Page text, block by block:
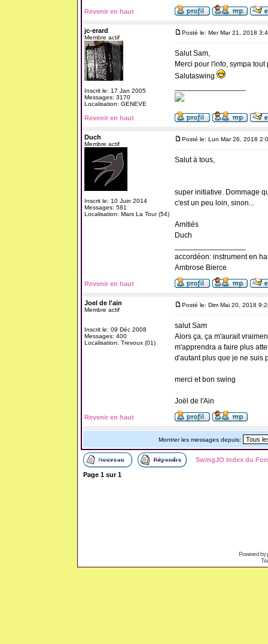
Revenir en haut
jc-erard
Membre actif
Inscrit le: 17 Jan 2005
Messages: 3170
Localisation: GENEVE
Posté le: Mer Mar 21, 2018
Salut Sam,
Merci pour l'info, sympa
Salutaswing
Revenir en haut
Duch
Membre actif
Inscrit le: 10 Juin 2014
Messages: 581
Localisation: Mars La Tour (54)
Posté le: Lun Mar 26, 2018
Salut à tous,
super initiative. Dommage
c'est un peu loin, sinon...
Amitiés
Duch
accordéon: instrument en
Ambrose Bierce
Revenir en haut
Joel de l'ain
Membre actif
Inscrit le: 09 Déc 2008
Messages: 400
Localisation: Trevoux (01)
Posté le: Dim Mai 20, 2018
salut Sam
Alors ça, ça m'aurait
m'apprendra a faire plus
d'autant plus que je ne suis
merci et bon swing
Joël de l'Ain
Revenir en haut
Montrer les messages depuis:
SwingJO Index du
Page 1sur1
Powered by